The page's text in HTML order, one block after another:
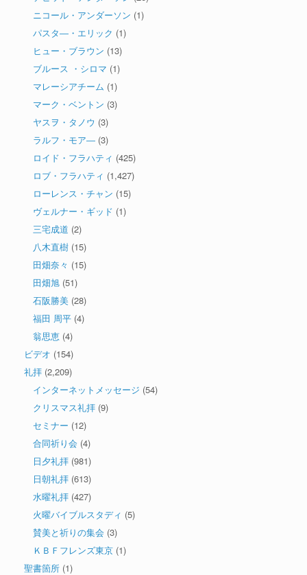
ニコール・アンダーソン (1)
パスタ―・エリック (1)
ヒュー・ブラウン (13)
ブルース ・シロマ (1)
マレーシアチーム (1)
マーク・ベントン (3)
ヤスヲ・タノウ (3)
ラルフ・モア― (3)
ロイド・フラハティ (425)
ロブ・フラハティ (1,427)
ローレンス・チャン (15)
ヴェルナー・ギッド (1)
三宅成道 (2)
八木直樹 (15)
田畑奈々 (15)
田畑旭 (51)
石阪勝美 (28)
福田 周平 (4)
翁思恵 (4)
ビデオ (154)
礼拝 (2,209)
インターネットメッセージ (54)
クリスマス礼拝 (9)
セミナー (12)
合同祈り会 (4)
日夕礼拝 (981)
日朝礼拝 (613)
水曜礼拝 (427)
火曜バイブルスタディ (5)
賛美と祈りの集会 (3)
ＫＢＦフレンズ東京 (1)
聖書箇所 (1)